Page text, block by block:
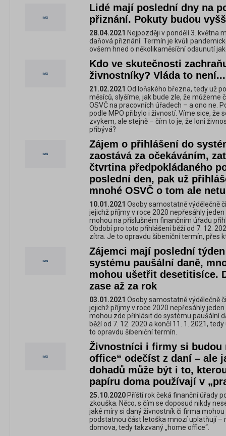
Lidé mají poslední dny na
přiznání. Pokuty budou
28.04.2021 Nejpozději v pondělí 3. května
daňová přiznání. Termín je kvůli
ovšem hned o několikaměsíční odsunutí
Kdo ve skutečnosti
živnostníky? Vláda to není...
21.02.2021 Od loňského března, tedy už
měsíců, slyšíme, jak bude zle, že můžeme
OSVČ na pracovních úřadech – a ono ne.
podle MPO přibylo i živností. Víme sice, že
zvykem, ale stejně – čím to je, že loni
přibývá?
Zájem o přihlášení do
zaostává za očekáváním,
čtvrtina předpokládaného
poslední den, pak už
mnohé OSVČ o tom ale
10.01.2021 Osoby samostatně výdělečně
jejichž příjmy v roce 2020 nepřesáhly
mohou na příslušném finančním úřadu
Období pro toto přihlášení běží od 7. 12.
zítra. Je to opravdu šibeniční termín, přes
Zájemci mají poslední
systému paušální daně,
mohou ušetřit desetitisíce.
zase až za rok
03.01.2021 Osoby samostatně výdělečně
jejichž příjmy v roce 2020 nepřesáhly
mohou zde přihlásit do systému paušální
běží od 7. 12. 2020 a končí 11. 1. 2021,
to opravdu šibeniční termín.
Živnostníci i firmy si budou
office“ odečíst z daní – ale
dohadů může být i to,
papíru doma používají v
25.10.2020 Příští rok čeká finanční úřady
zkouška. Něco, s čím se doposud nikdy
jaké míry si daný živnostník či firma
podstatnou část letoška mnozí uplatňují –
domova, tedy takzvaný „home office“.